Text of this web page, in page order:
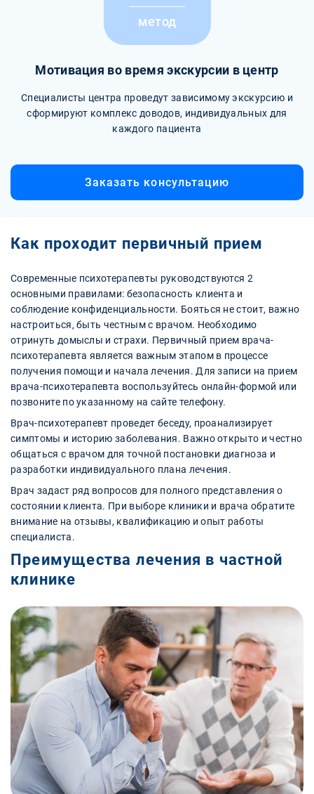
метод
Мотивация во время экскурсии в центр
Специалисты центра проведут зависимому экскурсию и
сформируют комплекс доводов, индивидуальных для
каждого пациента
Заказать консультацию
Как проходит первичный прием
Современные психотерапевты руководствуются 2
основными правилами: безопасность клиента и
соблюдение конфиденциальности. Бояться не стоит, важно
настроиться, быть честным с врачом. Необходимо
отринуть домыслы и страхи. Первичный прием врача-
психотерапевта является важным этапом в процессе
получения помощи и начала лечения. Для записи на прием
врача-психотерапевта воспользуйтесь онлайн-формой или
позвоните по указанному на сайте телефону.
Врач-психотерапевт проведет беседу, проанализирует
симптомы и историю заболевания. Важно открыто и честно
общаться с врачом для точной постановки диагноза и
разработки индивидуального плана лечения.
Врач задаст ряд вопросов для полного представления о
состоянии клиента. При выборе клиники и врача обратите
внимание на отзывы, квалификацию и опыт работы
специалиста.
Преимущества лечения в частной
клинике